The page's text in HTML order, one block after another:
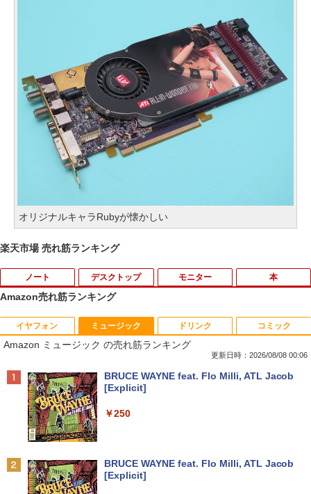
オリジナルキャラRubyが懐かしい
楽天市場 売れ筋ランキング
ノート デスクトップ モニター 本
1
数学 大学入試問題解答集 2026 国公立大
編
￥5,665
目黒三吉 ]
Amazon売れ筋ランキング
イヤフォン
Anker Soundcore P40i オフホワイト
Anker Soundcore P31i ホワイト
ミュージック
Amazon ミュージック の売れ筋ランキング
更新日時：2026/08/08 00:06
BRUCE WAYNE feat. Flo Milli, ATL Jacob
[Explicit]
￥250
BRUCE WAYNE feat. Flo Milli, ATL Jacob
[Explicit]
ドリンク コミック